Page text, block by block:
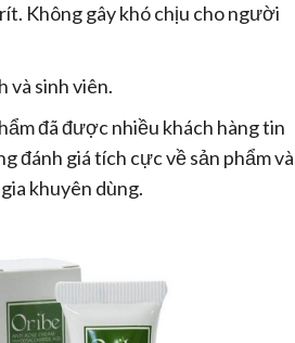
Không gây khó chịu cho người
và sinh viên.
đã được nhiều khách hàng tin
đánh giá tích cực về sản phẩm và
khuyên dùng.